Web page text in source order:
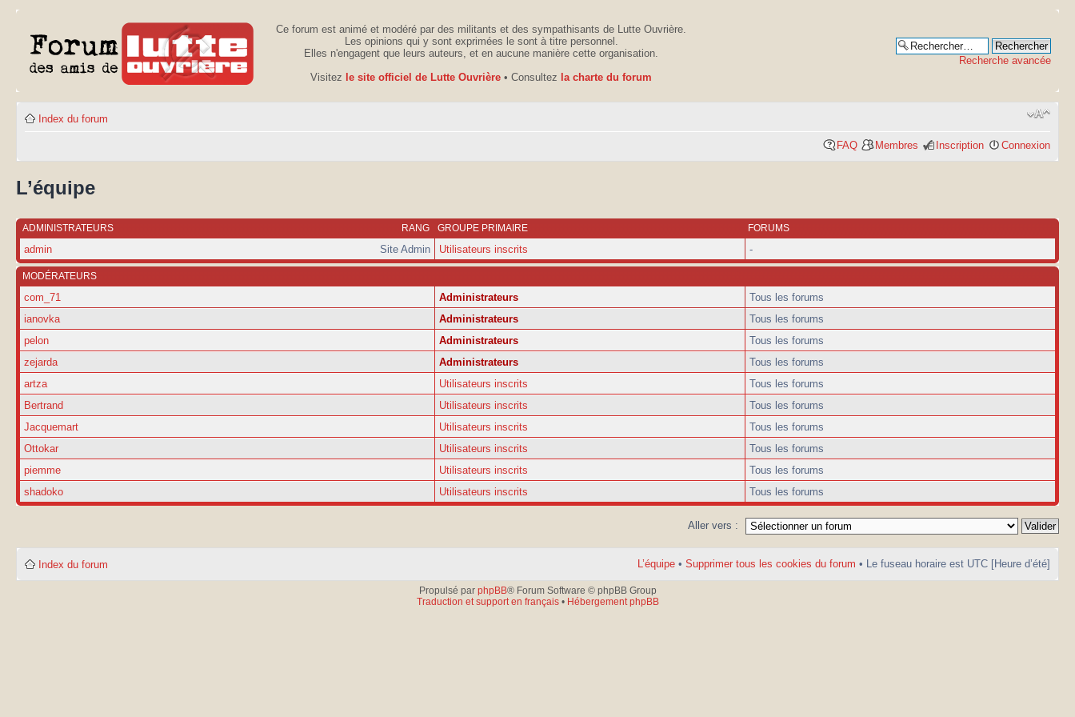
Ce forum est animé et modéré par des militants et des sympathisants de Lutte Ouvrière.
Les opinions qui y sont exprimées le sont à titre personnel.
Elles n'engagent que leurs auteurs, et en aucune manière cette organisation.
Visitez le site officiel de Lutte Ouvrière • Consultez la charte du forum
Recherche avancée
Index du forum
FAQ Membres Inscription Connexion
L’équipe
RANG
ADMINISTRATEURS GROUPE PRIMAIRE FORUMS
Site Admin
admin Utilisateurs inscrits -
MODÉRATEURS
com_71 Administrateurs
Tous les forums
ianovka
Administrateurs
Tous les forums
pelon
Administrateurs
Tous les forums
zejarda
Administrateurs
Tous les forums
artza
Utilisateurs inscrits
Tous les forums
Bertrand
Utilisateurs inscrits
Tous les forums
Jacquemart
Utilisateurs inscrits
Tous les forums
Ottokar
Utilisateurs inscrits
Tous les forums
piemme
Utilisateurs inscrits
Tous les forums
shadoko
Utilisateurs inscrits Tous les forums
Aller vers :
Index du forum L’équipe • Supprimer tous les cookies du forum • Le fuseau horaire est UTC [Heure d’été]
Propulsé par phpBB® Forum Software © phpBB Group
Traduction et support en français• Hébergement phpBB